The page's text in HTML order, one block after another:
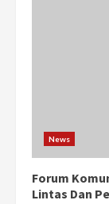
News
Forum
Lintas Dan